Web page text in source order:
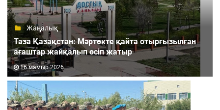
Жаңалық
Таза Қазақстан: Мәртөкте қайта отырғызылған
ағаштар жайқалып өсіп жатыр
16 мамыр 2026